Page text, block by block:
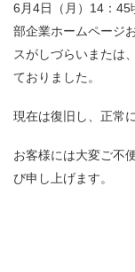
6月4日（月）14：45
部企業ホームページ
スがしづらいまたは
ておりました。
現在は復旧し、正常
お客様には大変ご不
び申し上げます。